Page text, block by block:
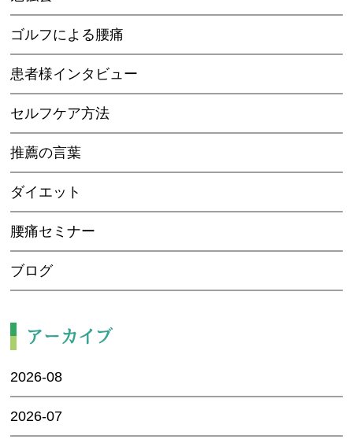
ゴルフによる腰痛
患者様インタビュー
セルフケア方法
推薦の言葉
ダイエット
腰痛セミナー
ブログ
アーカイブ
2026-08
2026-07